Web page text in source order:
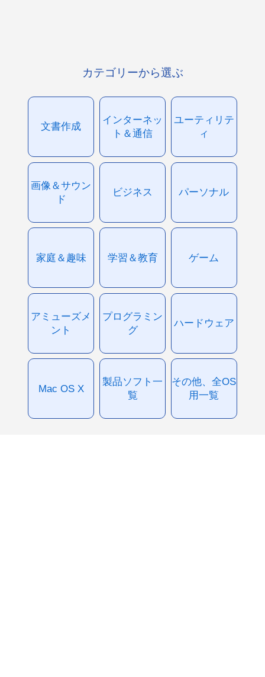
カテゴリーから選ぶ
文書作成
インターネッ
ト＆通信
ユーティリテ
ィ
画像＆サウン
ド
ビジネス パーソナル
家庭＆趣味 学習＆教育 ゲーム
アミューズメ
ント
プログラミン
グ
ハードウェア
Mac OS X
製品ソフト一
覧
その他、全OS
用一覧